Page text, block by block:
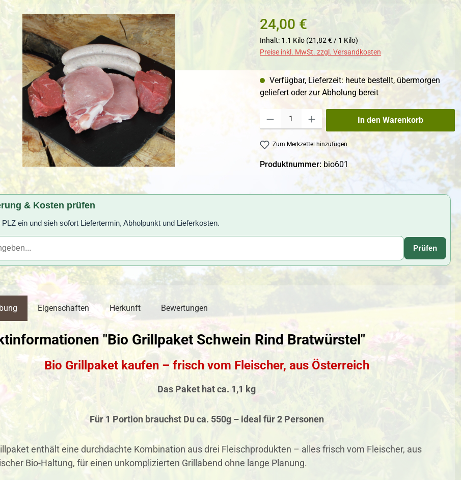
überspringen 24,00 €
Inhalt: 1.1 Kilo (21,82 € / 1 Kilo)
Preise inkl. MwSt. zzgl. Versandkosten
Verfügbar, Lieferzeit: heute bestellt, übermorgen
geliefert oder zur Abholung bereit
In den Warenkorb
Zum Merkzettel hinzufügen
Produktnummer: bio601
& Kosten prüfen
ein und sieh sofort Liefertermin, Abholpunkt und Lieferkosten.
Prüfen
Eigenschaften Herkunft Bewertungen
"Bio Grillpaket Schwein Rind Bratwürstel"
Bio Grillpaket kaufen – frisch vom Fleischer, aus Österreich
Das Paket hat ca. 1,1 kg
Für 1 Portion brauchst Du ca. 550g – ideal für 2 Personen
enthält eine durchdachte Kombination aus drei Fleischprodukten – alles frisch vom Fleischer, aus
Bio-Haltung, für einen unkomplizierten Grillabend ohne lange Planung.